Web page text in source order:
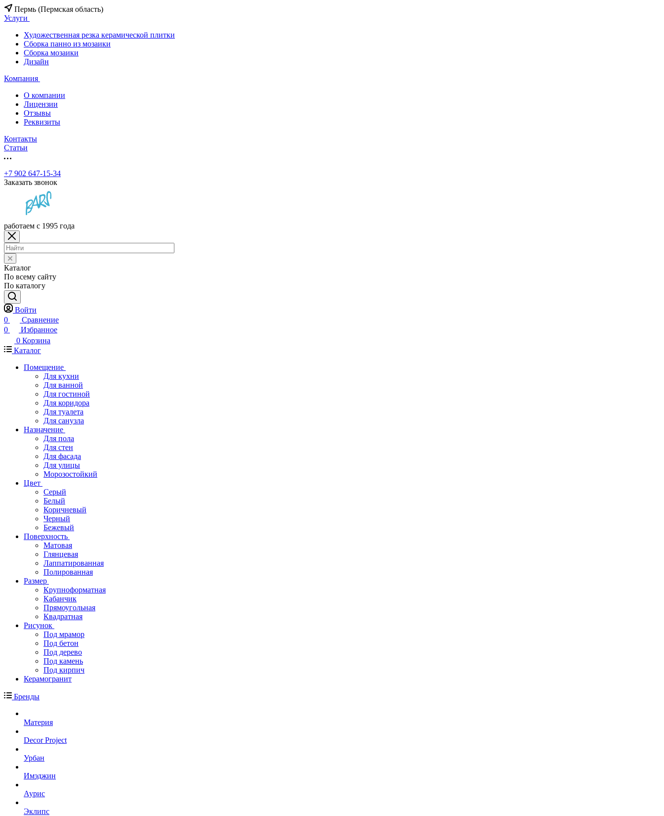
Пермь (Пермская область)
Услуги
Художественная резка керамической плитки
Сборка панно из мозаики
Сборка мозаики
Дизайн
Компания
О компании
Лицензии
Отзывы
Реквизиты
Контакты
Статьи
+7 902 647-15-34
Заказать звонок
работаем с 1995 года
Каталог
По всему сайту
По каталогу
Войти
0
Сравнение
0
Избранное
0 Корзина
Каталог
Помещение
Для кухни
Для ванной
Для гостиной
Для коридора
Для туалета
Для санузла
Назначение
Для пола
Для стен
Для фасада
Для улицы
Морозостойкий
Цвет
Серый
Белый
Коричневый
Черный
Бежевый
Поверхность
Матовая
Глянцевая
Лаппатированная
Полированная
Размер
Крупноформатная
Кабанчик
Прямоугольная
Квадратная
Рисунок
Под мрамор
Под бетон
Под дерево
Под камень
Под кирпич
Керамогранит
Бренды
Материя
Decor Project
Урбан
Имэджин
Аурис
Эклипс